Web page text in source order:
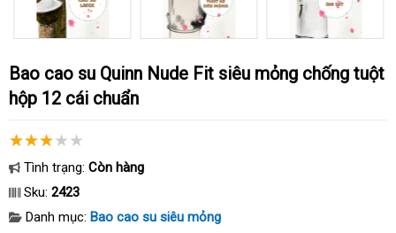
Bao cao su Quinn Nude Fit siêu mỏng chống tuột
hộp 12 cái chuẩn
Tình trạng: Còn hàng
Sku: 2423
Danh mục: Bao cao su siêu mỏng